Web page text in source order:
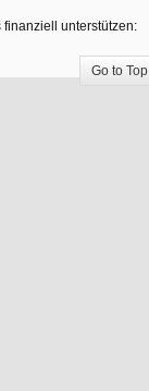
unterstützen:
Go to Top